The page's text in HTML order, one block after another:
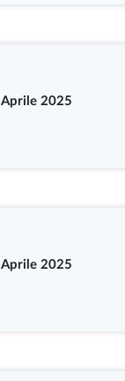
Aprile 2025
Aprile 2025